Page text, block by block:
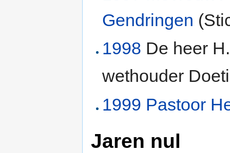
Gendringen
1998 De heer
wethouder
1999 Pastoor
Jaren nul